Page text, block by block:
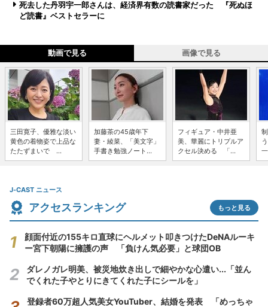
死去した丹羽宇一郎さんは、経済界有数の読書家だった 『死ぬほ
ど読書』ベストセラーに
動画で見る 画像で見る
三田寛子、優雅な淡い
黄色の着物姿で上品な
たたずまいで ...
加藤茶の45歳年下
妻・綾菜、「美文字」
手書き勉強ノート...
フィギュア・中井亜
美、華麗にトリプルア
クセル決める 「...
J-CAST ニュース
アクセスランキング もっと見る
顔面付近の155キロ直球にヘルメット叩きつけたDeNAルーキ
ー宮下朝陽に擁護の声 「負けん気必要」と球団OB
ダレノガレ明美、被災地炊き出しで細やかな心遣い...「並ん
でくれた子やとりにきてくれた子にシールを」
登録者60万超人気美女YouTuber、結婚を発表 「めっちゃ